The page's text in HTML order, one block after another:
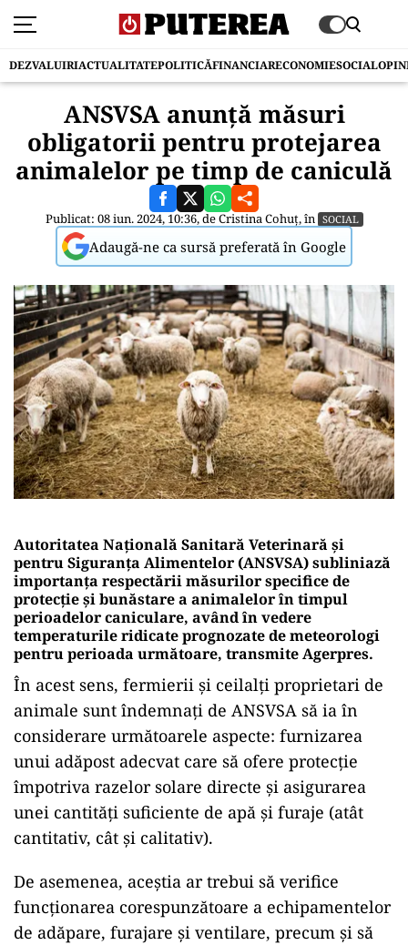
DEZVALUIRIACTUALITATEPOLITICĂFINANCIARECONOMIESOCIAL
ANSVSA anunță măsuri
obligatorii pentru protejarea
animalelor pe timp de caniculă
Publicat: 08 iun. 2024, 10:36, deCristina Cohuț, în SOCIAL
Adaugă-ne ca sursă preferată în Google
Autoritatea Națională Sanitară Veterinară și
pentru Siguranța Alimentelor (ANSVSA) subliniază
importanța respectării măsurilor specifice de
protecție și bunăstare a animalelor în timpul
perioadelor caniculare, având în vedere
temperaturile ridicate prognozate de meteorologi
pentru perioada următoare, transmite Agerpres.
În acest sens, fermierii și ceilalți proprietari de
animale sunt îndemnați de ANSVSA să ia în
considerare următoarele aspecte: furnizarea
unui adăpost adecvat care să ofere protecție
împotriva razelor solare directe și asigurarea
unei cantități suficiente de apă și furaje (atât
cantitativ, cât și calitativ).
De asemenea, aceștia ar trebui să verifice
funcționarea corespunzătoare a echipamentelor
de adăpare, furajare și ventilare, precum și să